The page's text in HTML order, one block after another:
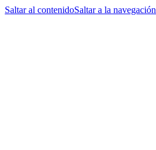
Saltar al contenidoSaltar a la navegación